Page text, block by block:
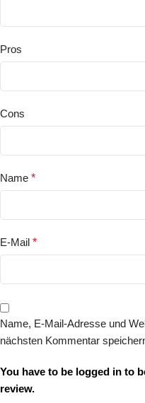
Pros
Cons
Name *
E-Mail *
Name, E-Mail-Adresse und
nächsten Kommentar
You have to be logged in to
review.